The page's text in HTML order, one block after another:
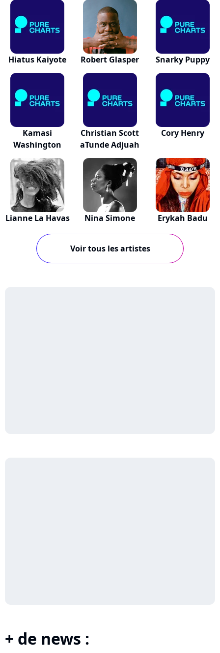
Hiatus Kaiyote Robert Glasper Snarky Puppy
Kamasi
Washington
Christian Scott
aTunde Adjuah
Cory Henry
Lianne La Havas Nina Simone Erykah Badu
Voir tous les artistes
+ de news :